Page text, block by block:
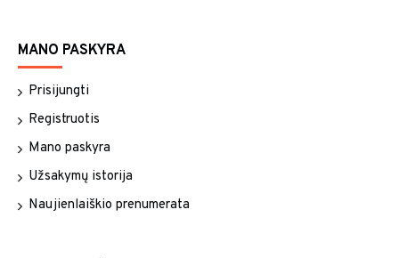
MANO PASKYRA
Prisijungti
Registruotis
Mano paskyra
Užsakymų istorija
Naujienlaiškio prenumerata